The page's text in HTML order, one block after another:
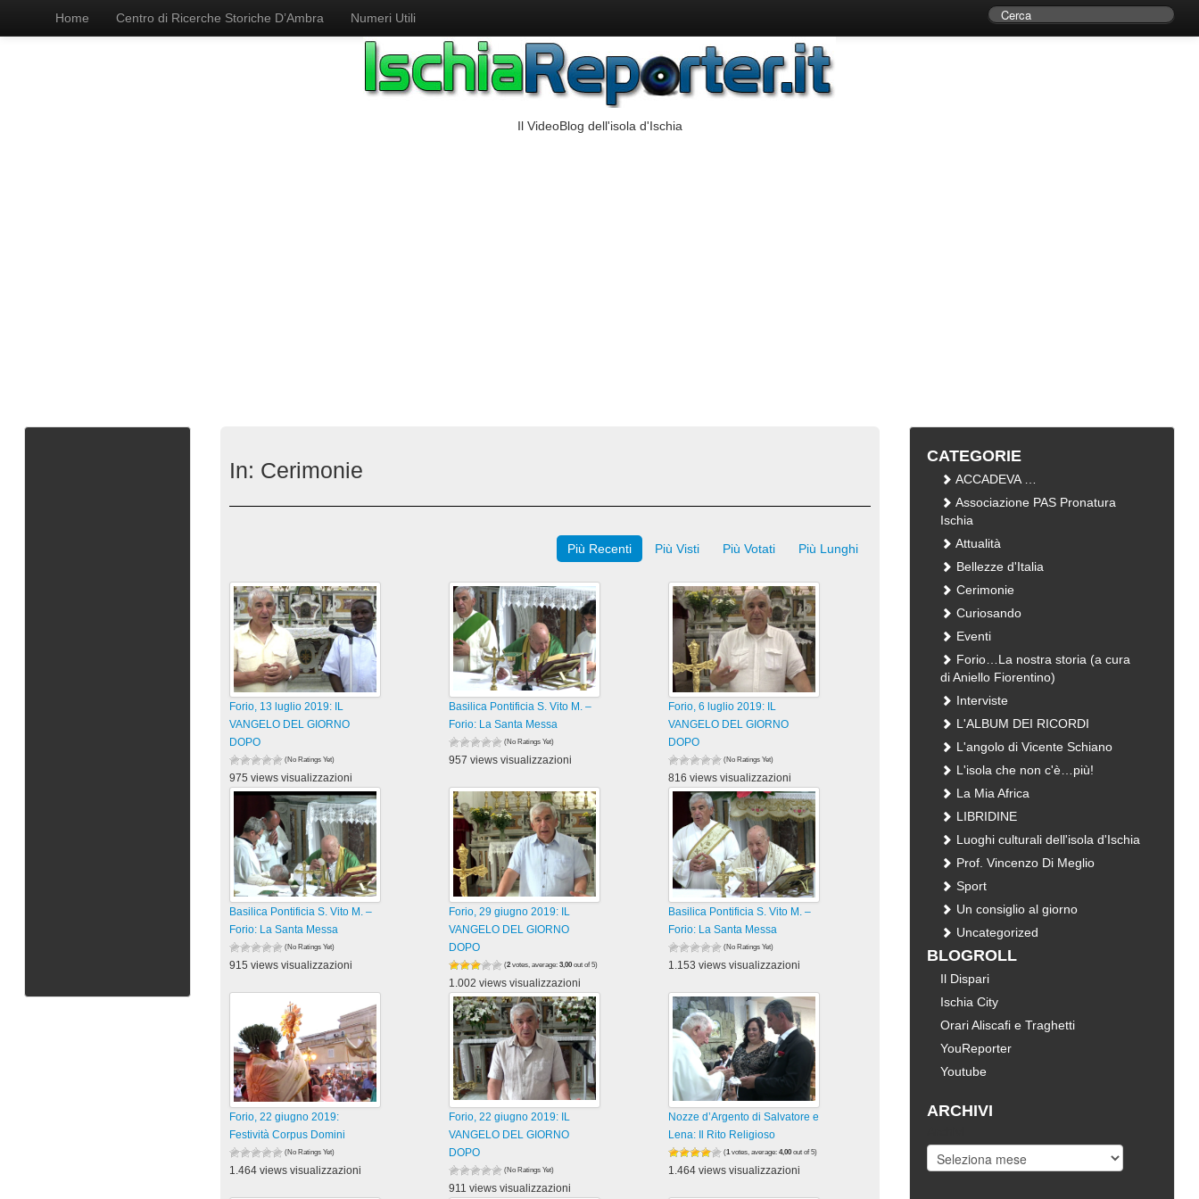
Home Centro di Ricerche Storiche D’Ambra Numeri Utili
Il VideoBlog dell'isola d'Ischia
In: Cerimonie
Più Recenti Più Visti Più Votati Più Lunghi
Forio, 13 luglio 2019: IL
VANGELO DEL GIORNO
DOPO
(No Ratings Yet)
975 views visualizzazioni
Basilica Pontificia S. Vito M. –
Forio: La Santa Messa
(No Ratings Yet)
957 views visualizzazioni
Forio, 6 luglio 2019: IL
VANGELO DEL GIORNO
DOPO
(No Ratings Yet)
816 views visualizzazioni
Basilica Pontificia S. Vito M. –
Forio: La Santa Messa
(No Ratings Yet)
915 views visualizzazioni
Forio, 29 giugno 2019: IL
VANGELO DEL GIORNO
DOPO
(2 votes, average:3,00 out of 5)
1.002 views visualizzazioni
Basilica Pontificia S. Vito M. –
Forio: La Santa Messa
(No Ratings Yet)
1.153 views visualizzazioni
Forio, 22 giugno 2019:
Festività Corpus Domini
(No Ratings Yet)
1.464 views visualizzazioni
Forio, 22 giugno 2019: IL
VANGELO DEL GIORNO
DOPO
(No Ratings Yet)
911 views visualizzazioni
Nozze d’Argento di Salvatore e
Lena: Il Rito Religioso
(1votes, average: 4,00out of 5)
1.464 views visualizzazioni
CATEGORIE
ACCADEVA …
Associazione PAS Pronatura
Ischia
Attualità
Bellezze d'Italia
Cerimonie
Curiosando
Eventi
Forio…La nostra storia (a cura
di Aniello Fiorentino)
Interviste
L'ALBUM DEI RICORDI
L'angolo di Vicente Schiano
L'isola che non c'è…più!
La Mia Africa
LIBRIDINE
Luoghi culturali dell'isola d'Ischia
Prof. Vincenzo Di Meglio
Sport
Un consiglio al giorno
Uncategorized
BLOGROLL
Il Dispari
Ischia City
Orari Aliscafi e Traghetti
YouReporter
Youtube
ARCHIVI